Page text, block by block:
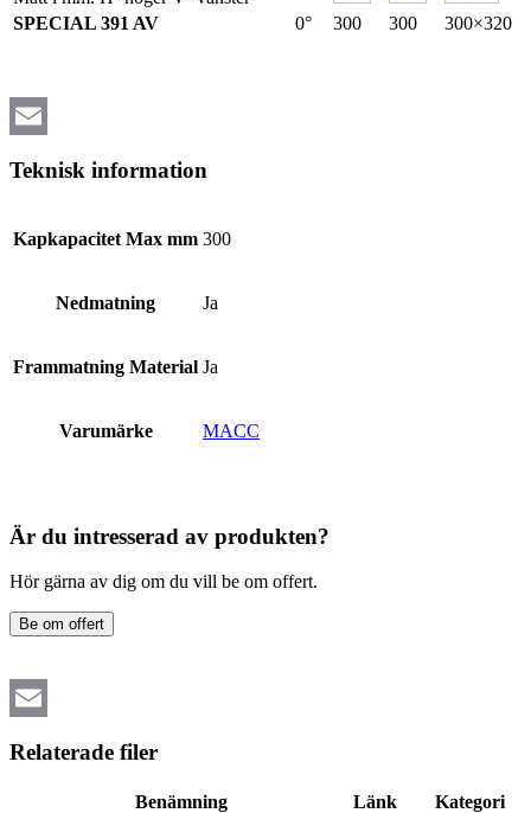
SPECIAL 391 AV
0° 300 300 300×320
Teknisk information
Kapkapacitet Max mm 300
Nedmatning Ja
Frammatning Material Ja
Varumärke MACC
Är du intresserad av produkten?
Hör gärna av dig om du vill be om offert.
Be om offert
Relaterade filer
Benämning Länk
Kategori